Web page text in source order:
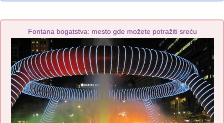
Fontana bogatstva: mesto gde možete potražiti sreću